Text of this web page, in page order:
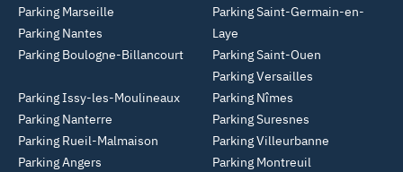
Parking Marseille
Parking Nantes
Parking Boulogne-Billancourt
Parking Saint-Germain-en-
Laye
Parking Saint-Ouen
Parking Versailles
Parking Issy-les-Moulineaux
Parking Nanterre
Parking Rueil-Malmaison
Parking Angers
Parking Nîmes
Parking Suresnes
Parking Villeurbanne
Parking Montreuil